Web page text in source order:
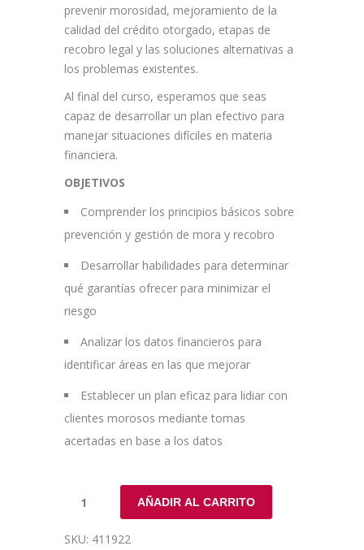
prevenir morosidad, mejoramiento de la
calidad del crédito otorgado, etapas de
recobro legal y las soluciones alternativas a
los problemas existentes.
Al final del curso, esperamos que seas
capaz de desarrollar un plan efectivo para
manejar situaciones difíciles en materia
financiera.
OBJETIVOS
Comprender los principios básicos sobre
prevención y gestión de mora y recobro
Desarrollar habilidades para determinar
qué garantías ofrecer para minimizar el
riesgo
Analizar los datos financieros para
identificar áreas en las que mejorar
Establecer un plan eficaz para lidiar con
clientes morosos mediante tomas
acertadas en base a los datos
AÑADIR AL CARRITO
SKU: 411922